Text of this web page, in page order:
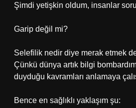
Şimdi yetişkin oldum, insanlar
Garip değil mi?
Selefilik nedir diye merak etmek
Çünkü dünya artık bilgi
duyduğu kavramları anlamaya
Bence en sağlıklı yaklaşım şu: